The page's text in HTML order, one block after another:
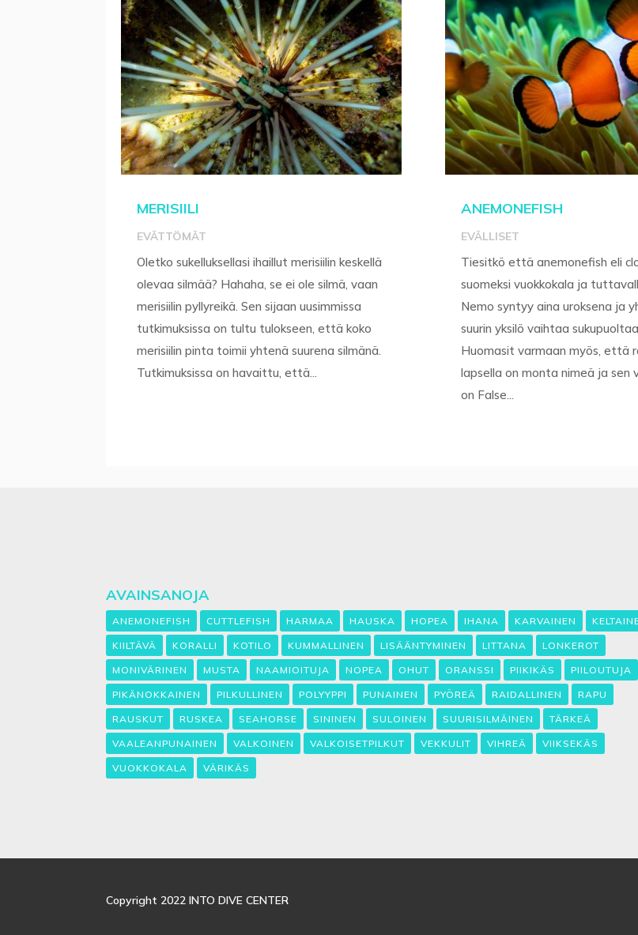
MERISIILI
EVÄTTÖMÄT
Oletko sukelluksellasi ihaillut merisiilin keskellä
olevaa silmää? Hahaha, se ei ole silmä, vaan
merisiilin pyllyreikä. Sen sijaan uusimmissa
tutkimuksissa on tultu tulokseen, että koko
merisiilin pinta toimii yhtenä suurena silmänä.
Tutkimuksissa on havaittu, että...
ANEMONEFISH
EVÄLLISET
Tiesitkö että anemonefish eli
suomeksi vuokkokala ja
Nemo syntyy aina uroksena ja
suurin yksilö vaihtaa
Huomasit varmaan myös, että
lapsella on monta nimeä ja sen
on False...
AVAINSANOJA
ANEMONEFISH CUTTLEFISH HARMAA HAUSKA HOPEA IHANA KARVAINEN
KIILTÄVÄ KORALLI KOTILO KUMMALLINEN LISÄÄNTYMINEN LITTANA LONKEROT
MONIVÄRINEN MUSTA NAAMIOITUJA NOPEA OHUT ORANSSI PIIKIKÄS PIILOUTUJA
PIKÄNOKKAINEN PILKULLINEN POLYYPPI PUNAINEN PYÖREÄ RAIDALLINEN RAPU
RAUSKUT RUSKEA SEAHORSE SININEN SULOINEN SUURISILMÄINEN TÄRKEÄ
VAALEANPUNAINEN VALKOINEN VALKOISETPILKUT VEKKULIT VIHREÄ VIIKSEKÄS
VUOKKOKALA VÄRIKÄS
Copyright 2022 INTO DIVE CENTER